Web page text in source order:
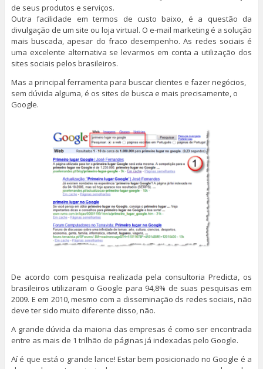
de seus produtos e serviços.
Outra facilidade em termos de custo baixo, é a questão da
divulgação de um site ou loja virtual. O e-mail marketing é a solução
mais buscada, apesar do fraco desempenho. As redes sociais é
uma excelente alternativa se levarmos em conta a utilização dos
sites sociais pelos brasileiros.
Mas a principal ferramenta para buscar clientes e fazer negócios,
sem dúvida alguma, é os sites de busca e mais precisamente, o
Google.
De acordo com pesquisa realizada pela consultoria Predicta, os
brasileiros utilizaram o Google para 94,8% de suas pesquisas em
2009. E em 2010, mesmo com a disseminação ds redes sociais, não
deve ter sido muito diferente disso, não.
A grande dúvida da maioria das empresas é como ser encontrada
entre as mais de 1 trilhão de páginas já indexadas pelo Google.
Aí é que está o grande lance! Estar bem posicionado no Google é a